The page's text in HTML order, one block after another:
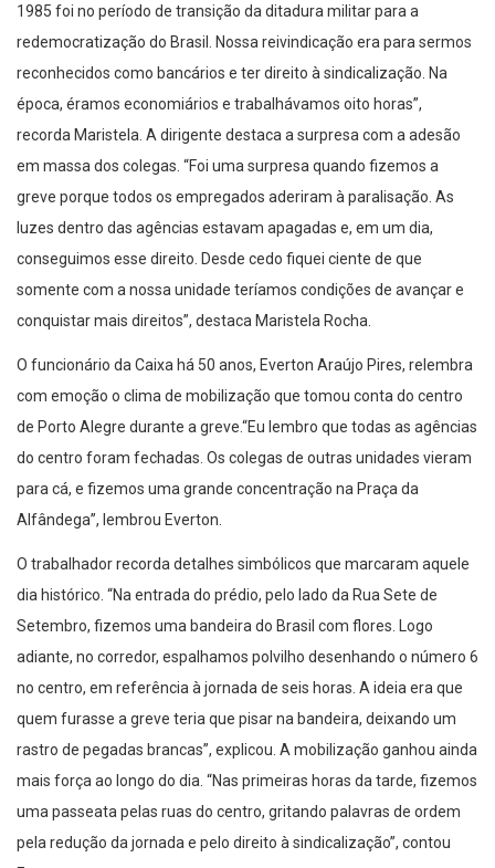
1985 foi no período de transição da ditadura militar para a
redemocratização do Brasil. Nossa reivindicação era para sermos
reconhecidos como bancários e ter direito à sindicalização. Na
época, éramos economiários e trabalhávamos oito horas”,
recorda Maristela. A dirigente destaca a surpresa com a adesão
em massa dos colegas. “Foi uma surpresa quando fizemos a
greve porque todos os empregados aderiram à paralisação. As
luzes dentro das agências estavam apagadas e, em um dia,
conseguimos esse direito. Desde cedo fiquei ciente de que
somente com a nossa unidade teríamos condições de avançar e
conquistar mais direitos”, destaca Maristela Rocha.
O funcionário da Caixa há 50 anos, Everton Araújo Pires, relembra
com emoção o clima de mobilização que tomou conta do centro
de Porto Alegre durante a greve.“Eu lembro que todas as agências
do centro foram fechadas. Os colegas de outras unidades vieram
para cá, e fizemos uma grande concentração na Praça da
Alfândega”, lembrou Everton.
O trabalhador recorda detalhes simbólicos que marcaram aquele
dia histórico. “Na entrada do prédio, pelo lado da Rua Sete de
Setembro, fizemos uma bandeira do Brasil com flores. Logo
adiante, no corredor, espalhamos polvilho desenhando o número 6
no centro, em referência à jornada de seis horas. A ideia era que
quem furasse a greve teria que pisar na bandeira, deixando um
rastro de pegadas brancas”, explicou. A mobilização ganhou ainda
mais força ao longo do dia. “Nas primeiras horas da tarde, fizemos
uma passeata pelas ruas do centro, gritando palavras de ordem
pela redução da jornada e pelo direito à sindicalização”, contou